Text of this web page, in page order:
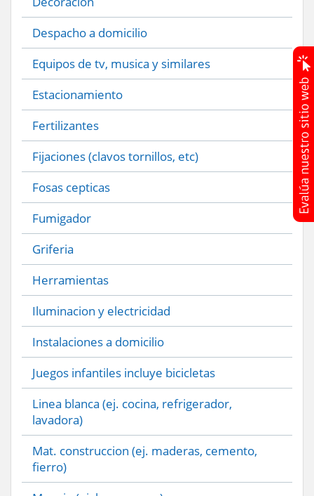
Despacho a domicilio
Equipos de tv, musica y similares
Estacionamiento
Fertilizantes
Fijaciones (clavos tornillos, etc)
Fosas cepticas
Fumigador
Griferia
Herramientas
Iluminacion y electricidad
Instalaciones a domicilio
Juegos infantiles incluye bicicletas
Linea blanca (ej. cocina, refrigerador,
lavadora)
Mat. construccion (ej. maderas, cemento,
fierro)